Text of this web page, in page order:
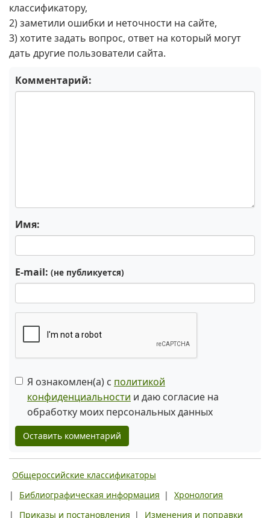
классификатору,
2) заметили ошибки и неточности на сайте,
3) хотите задать вопрос, ответ на который могут
дать другие пользователи сайта.
Комментарий:
Имя:
E-mail: (не публикуется)
Я ознакомлен(а) с политикой
конфиденциальности и даю согласие на
обработку моих персональных данных
Оставить комментарий
Общероссийские классификаторы
|
Библиографическая информация |
Хронология
|
Приказы и постановления | Изменения и поправки